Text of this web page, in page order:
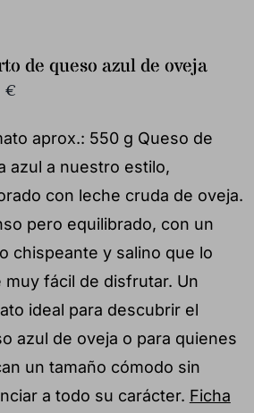
de queso azul de oveja
€
aprox.: 550 g Queso de
azul a nuestro estilo,
con leche cruda de oveja.
pero equilibrado, con un
chispeante y salino que lo
muy fácil de disfrutar. Un
ideal para descubrir el
azul de oveja o para quienes
un tamaño cómodo sin
a todo su carácter. Ficha